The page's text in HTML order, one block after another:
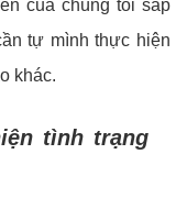
của chúng tôi sắp
tự mình thực hiện
khác.
tình trạng